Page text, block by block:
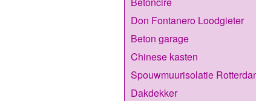
Don Fontanero Loodgieter
Beton garage
Chinese kasten
Spouwmuurisolatie
Dakdekker